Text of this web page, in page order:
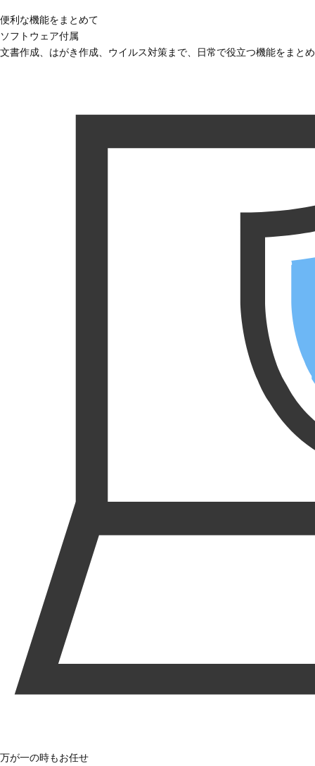
便利な機能をまとめて
ソフトウェア付属
文書作成、はがき作成、ウイルス対策まで、日常で役立つ機能をまと
万が一の時もお任せ